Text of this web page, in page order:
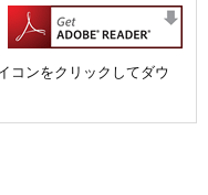
コンをクリックしてダウ